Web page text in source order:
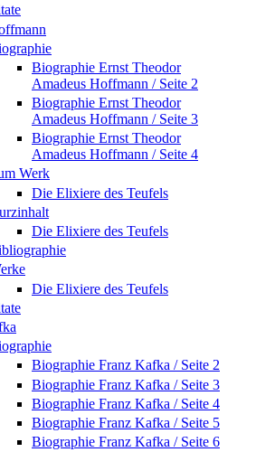
Biographie Ernst Theodor
Amadeus Hoffmann / Seite 2
Biographie Ernst Theodor
Amadeus Hoffmann / Seite 3
Biographie Ernst Theodor
Amadeus Hoffmann / Seite 4
Werk
Die Elixiere des Teufels
Die Elixiere des Teufels
Die Elixiere des Teufels
Biographie Franz Kafka / Seite 2
Biographie Franz Kafka / Seite 3
Biographie Franz Kafka / Seite 4
Biographie Franz Kafka / Seite 5
Biographie Franz Kafka / Seite 6